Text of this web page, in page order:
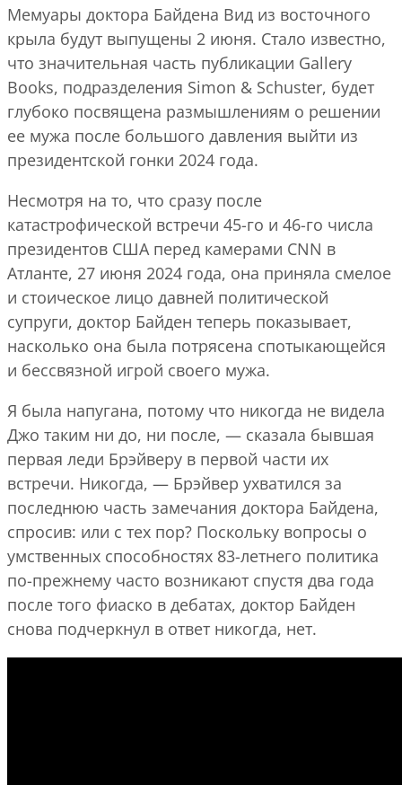
Мемуары доктора Байдена Вид из восточного
крыла будут выпущены 2 июня. Стало известно,
что значительная часть публикации Gallery
Books, подразделения Simon & Schuster, будет
глубоко посвящена размышлениям о решении
ее мужа после большого давления выйти из
президентской гонки 2024 года.
Несмотря на то, что сразу после
катастрофической встречи 45-го и 46-го числа
президентов США перед камерами CNN в
Атланте, 27 июня 2024 года, она приняла смелое
и стоическое лицо давней политической
супруги, доктор Байден теперь показывает,
насколько она была потрясена спотыкающейся
и бессвязной игрой своего мужа.
Я была напугана, потому что никогда не видела
Джо таким ни до, ни после, — сказала бывшая
первая леди Брэйверу в первой части их
встречи. Никогда, — Брэйвер ухватился за
последнюю часть замечания доктора Байдена,
спросив: или с тех пор? Поскольку вопросы о
умственных способностях 83-летнего политика
по-прежнему часто возникают спустя два года
после того фиаско в дебатах, доктор Байден
снова подчеркнул в ответ никогда, нет.